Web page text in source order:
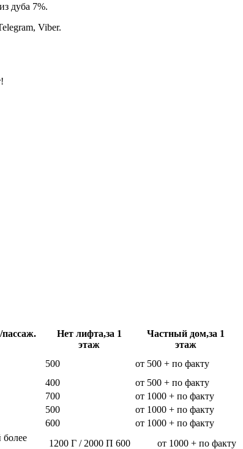
дуба 7%.
Viber.
Нет лифта,за 1
этаж
Частный дом,за 1
этаж
500
от 500 + по факту
400
от 500 + по факту
700
от 1000 + по факту
500
от 1000 + по факту
600 от 1000 + по факту
1200 Г / 2000 П 600
от 1000 + по факту